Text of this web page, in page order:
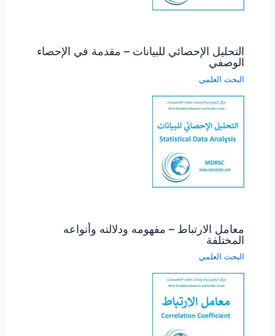
التحليل الإحصائي للبيانات – مقدمة في الإحصاء
الوصفي
البحث العلمي
معامل الارتباط – مفهومه ودلالته وأنواعه
المختلفة
البحث العلمي